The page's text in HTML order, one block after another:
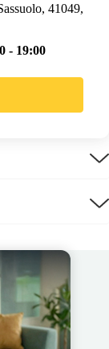
41049,
- 19:00